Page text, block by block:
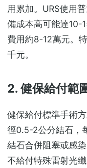
用累加。URS使用
備成本高可能達10-
費用約8-12萬元。
千元。
2. 健保給付範
健保給付標準手術
徑0.5-2公分結石，
結石合併阻塞或感
不給付特殊雷射光